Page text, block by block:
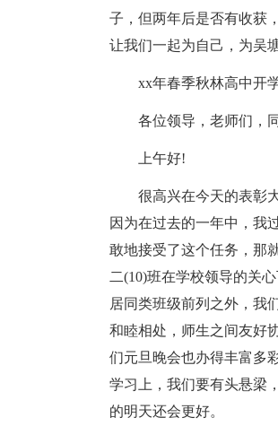
子，但两年后是否有收获
让我们一起为自己，为吴
xx年春季秋林高中开
各位领导，老师们，
上午好!
很高兴在今天的表彰
因为在过去的一年中，我
敢地接受了这个任务，那
二(10)班在学校领导的关
居同类班级前列之外，我
和睦相处，师生之间友好
们元旦晚会也办得丰富多
学习上，我们要有头悬梁
的明天还会更好。